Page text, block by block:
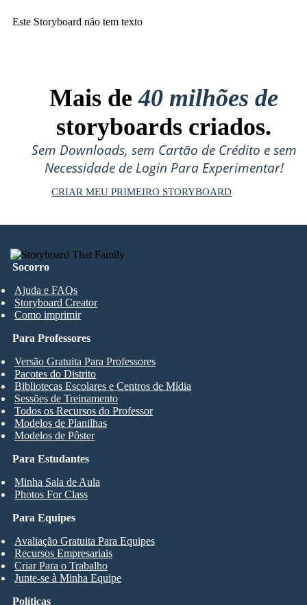
Este Storyboard não tem texto
Mais de40 milhões de
storyboards criados.
Sem Downloads, sem Cartão de Crédito e sem
Necessidade de Login Para Experimentar!
CRIAR MEU PRIMEIRO STORYBOARD
Socorro
Ajuda e FAQs
Storyboard Creator
Como imprimir
Para Estudantes
Minha Sala de Aula
Photos For Class
Para Professores
Versão Gratuita Para Professores
Pacotes do Distrito
Bibliotecas Escolares e Centros de Mídia
Sessões de Treinamento
Todos os Recursos do Professor
Modelos de Planilhas
Modelos de Pôster
Para Equipes
Avaliação Gratuita Para Equipes
Recursos Empresariais
Criar Para o Trabalho
Junte-se à Minha Equipe
Políticas